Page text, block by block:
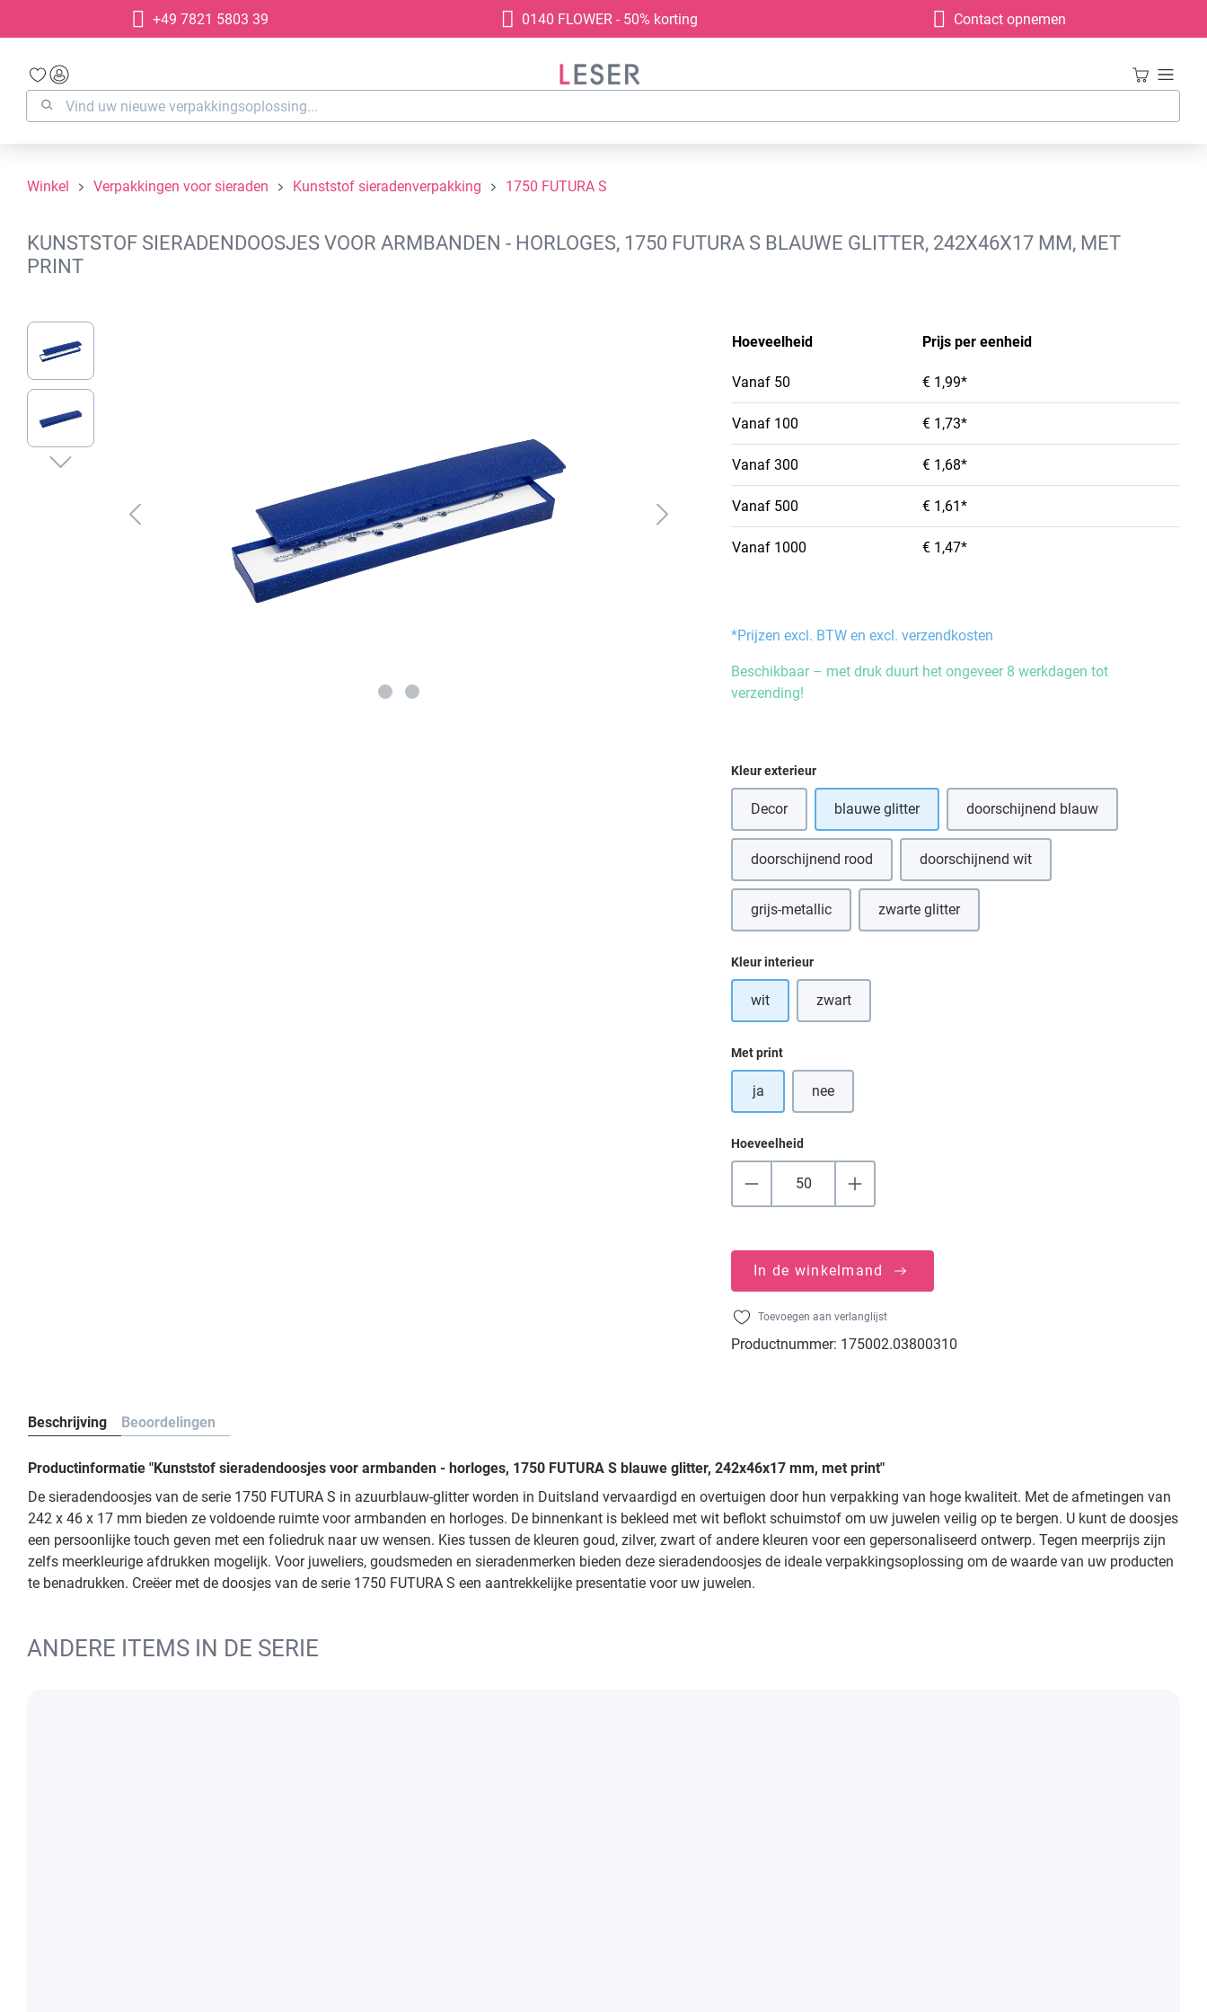
Ga naar de hoofdnavigatie
+49 7821 5803 39 0140 FLOWER - 50% korting Contact opnemen
Winkel Verpakkingen voor sieraden Kunststof sieradenverpakking 1750 FUTURA S
KUNSTSTOF SIERADENDOOSJES VOOR ARMBANDEN - HORLOGES, 1750 FUTURA S BLAUWE GLITTER, 242X46X17 MM, MET
PRINT
Afbeeldingengalerij overslaan
Hoeveelheid Prijs per eenheid
Vanaf 50 € 1,99*
Vanaf 100 € 1,73*
Vanaf 300 € 1,68*
Vanaf 500 € 1,61*
Vanaf 1000 € 1,47*
*Prijzen excl. BTW en excl. verzendkosten
Beschikbaar – met druk duurt het ongeveer 8 werkdagen tot
verzending!
Selecteer
Kleur exterieur
Decor(Deze optie is momenteel niet beschikbaar.)
blauwe glitter doorschijnend blauw
doorschijnend rood doorschijnend wit
grijs-metallic(Deze optie is momenteel niet beschikbaar.)
zwarte glitter(Deze optie is momenteel niet beschikbaar.)
Selecteer
Kleur interieur
wit zwart(Deze optie is momenteel niet beschikbaar.)
Selecteer
Met print
ja nee
Hoeveelheid
In de winkelmand
Toevoegen aan verlanglijst
Productnummer: 175002.03800310
Beschrijving Beoordelingen
Productinformatie "Kunststof sieradendoosjes voor armbanden - horloges, 1750 FUTURA S blauwe glitter, 242x46x17 mm, met print"
De sieradendoosjes van de serie 1750 FUTURA S in azuurblauw-glitter worden in Duitsland vervaardigd en overtuigen door hun verpakking van hoge kwaliteit. Met de afmetingen van
242 x 46 x 17 mm bieden ze voldoende ruimte voor armbanden en horloges. De binnenkant is bekleed met wit beflokt schuimstof om uw juwelen veilig op te bergen. U kunt de doosjes
een persoonlijke touch geven met een foliedruk naar uw wensen. Kies tussen de kleuren goud, zilver, zwart of andere kleuren voor een gepersonaliseerd ontwerp. Tegen meerprijs zijn
zelfs meerkleurige afdrukken mogelijk. Voor juweliers, goudsmeden en sieradenmerken bieden deze sieradendoosjes de ideale verpakkingsoplossing om de waarde van uw producten
te benadrukken. Creëer met de doosjes van de serie 1750 FUTURA S een aantrekkelijke presentatie voor uw juwelen.
ANDERE ITEMS IN DE SERIE